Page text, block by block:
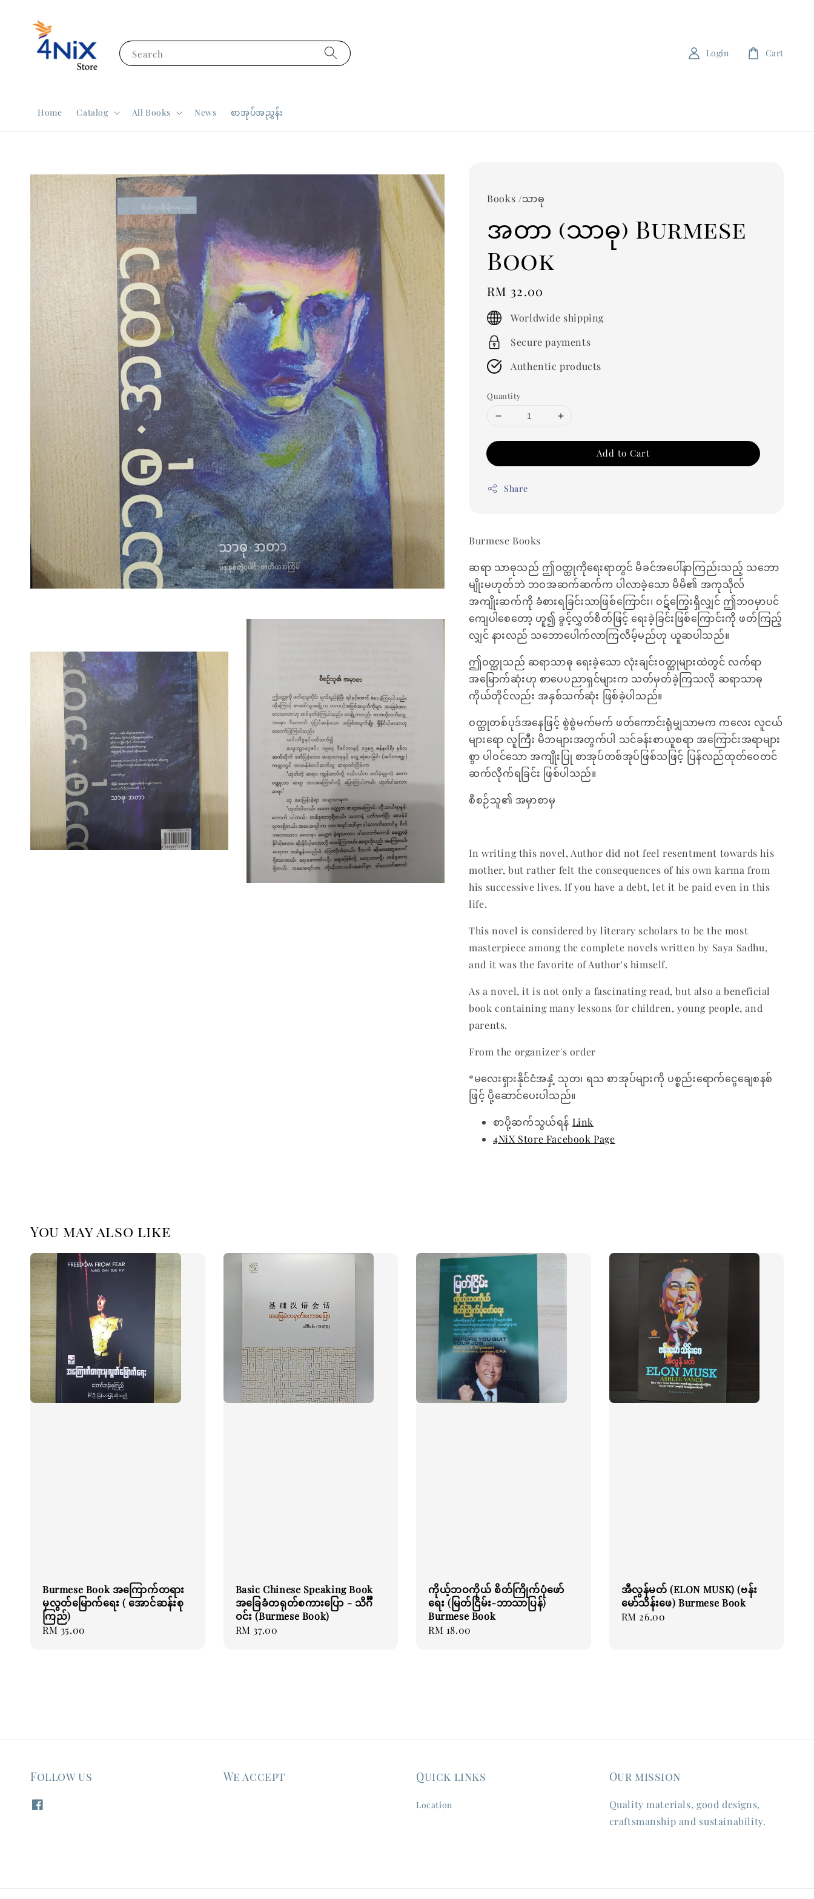
Search
Home Catalog All Books News စာအုပ်အညွှန်း
Login Cart
Books /သာဓု
အတာ (သာဓု) Burmese
Book
Regular
price
RM 32.00
Worldwide shipping
Secure payments
Authentic products
Quantity
Add to Cart
Share
Burmese Books
ဆရာ သာဓုသည် ဤဝတ္ထုကိုရေးရာတွင် မိခင်အပေါ်နာကြည်းသည့် သဘော
မျိုးမဟုတ်ဘဲ ဘဝအဆက်ဆက်က ပါလာခဲ့သော မိမိ၏ အကုသိုလ်
အကျိုးဆက်ကို ခံစားရခြင်းသာဖြစ်ကြောင်း၊ ဝဋ်ကြွေးရှိလျှင် ဤဘဝမှာပင်
ကျေပါစေတော့ ဟူ၍ ခွင့်လွှတ်စိတ်ဖြင့် ရေးခဲ့ခြင်းဖြစ်ကြောင်းကို ဖတ်ကြည့်
လျှင် နားလည် သဘောပေါက်လာကြလိမ့်မည်ဟု ယူဆပါသည်။
ဤဝတ္ထုသည် ဆရာသာဓု ရေးခဲ့သော လုံးချင်းဝတ္ထုများထဲတွင် လက်ရာ
အမြောက်ဆုံးဟု စာပေပညာရှင်များက သတ်မှတ်ခဲ့ကြသလို ဆရာသာဓု
ကိုယ်တိုင်လည်း အနှစ်သက်ဆုံး ဖြစ်ခဲ့ပါသည်။
ဝတ္ထုတစ်ပုဒ်အနေဖြင့် စွဲစွဲမက်မက် ဖတ်ကောင်းရုံမျှသာမက ကလေး လူငယ်
များရော လူကြီး မိဘများအတွက်ပါ သင်ခန်းစာယူစရာ အကြောင်းအရာများ
စွာ ပါဝင်သော အကျိုးပြု စာအုပ်တစ်အုပ်ဖြစ်သဖြင့် ပြန်လည်ထုတ်ဝေတင်
ဆက်လိုက်ရခြင်း ဖြစ်ပါသည်။
စီစဉ်သူ၏ အမှာစာမှ
In writing this novel, Author did not feel resentment towards his
mother, but rather felt the consequences of his own karma from
his successive lives. If you have a debt, let it be paid even in this
life.
This novel is considered by literary scholars to be the most
masterpiece among the complete novels written by Saya Sadhu,
and it was the favorite of Author's himself.
As a novel, it is not only a fascinating read, but also a beneficial
book containing many lessons for children, young people, and
parents.
From the organizer's order
*မလေးရှားနိုင်ငံအနှံ့ သုတ၊ ရသ စာအုပ်များကို ပစ္စည်းရောက်ငွေချေစနစ်
ဖြင့် ပို့ဆောင်ပေးပါသည်။
စာပို့ဆက်သွယ်ရန် Link
4NiX Store Facebook Page
You may also like
Burmese Book အကြောက်တရား
မှလွတ်မြောက်ရေး ( အောင်ဆန်းစု
ကြည်)
Regular
RM 35.00
Basic Chinese Speaking Book
အခြေခံတရုတ်စကားပြော - သိင်္ဂီ
ဝင်း (Burmese Book)
Regular
RM 37.00
ကိုယ့်ဘဝကိုယ် စိတ်ကြိုက်ပုံဖော်
ရေး (မြတ်ငြိမ်း-ဘာသာပြန်)
Burmese Book
Regular
RM 18.00
အီလွန်မတ် (ELON MUSK) (ဗန်း
မော်သိန်းဖေ) Burmese Book
Regular
RM 26.00
Follow us We accept Quick links
Location
Our mission
Quality materials, good designs,
craftsmanship and sustainability.